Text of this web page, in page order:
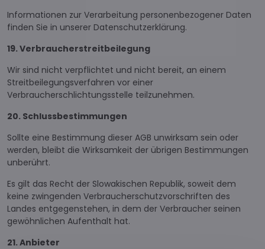
Informationen zur Verarbeitung personenbezogener Daten
finden Sie in unserer Datenschutzerklärung.
19. Verbraucherstreitbeilegung
Wir sind nicht verpflichtet und nicht bereit, an einem
Streitbeilegungsverfahren vor einer
Verbraucherschlichtungsstelle teilzunehmen.
20. Schlussbestimmungen
Sollte eine Bestimmung dieser AGB unwirksam sein oder
werden, bleibt die Wirksamkeit der übrigen Bestimmungen
unberührt.
Es gilt das Recht der Slowakischen Republik, soweit dem
keine zwingenden Verbraucherschutzvorschriften des
Landes entgegenstehen, in dem der Verbraucher seinen
gewöhnlichen Aufenthalt hat.
21. Anbieter